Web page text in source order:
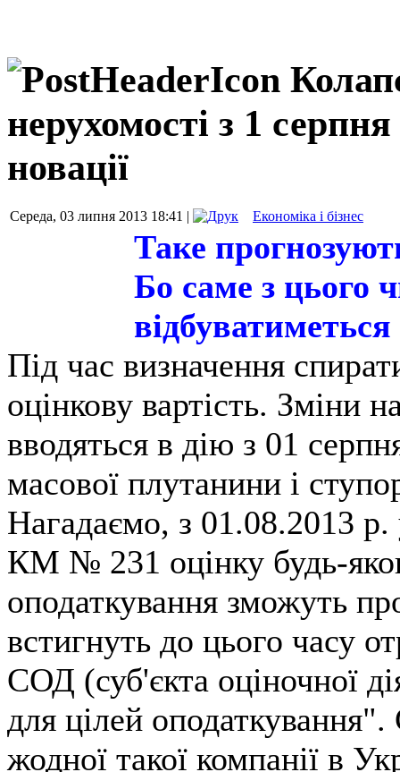
нерухомості з 1
новації
Середа, 03 липня 2013 18:41 | Економіка і бізнес
Таке
Бо саме з цього
Під час визначення
оцінкову вартість. Зміни
вводяться в дію з 01
масової плутанини і
Нагадаємо, з 01.08.2013 р.
КМ № 231 оцінку будь-
оподаткування зможуть
встигнуть до цього часу
СОД (суб'єкта оціночної
для цілей
жодної такої компанії в